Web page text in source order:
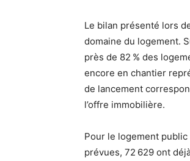
Le bilan présenté lors
domaine du logement.
près de 82 % des
encore en chantier
de lancement
l’offre immobilière.
Pour le logement
prévues, 72 629 ont